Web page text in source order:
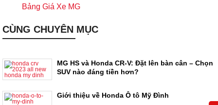
Bảng Giá Xe MG
CÙNG CHUYÊN MỤC
MG HS và Honda CR-V: Đặt lên bàn cân – Chọn
SUV nào đáng tiền hơn?
Giới thiệu về Honda Ô tô Mỹ Đình